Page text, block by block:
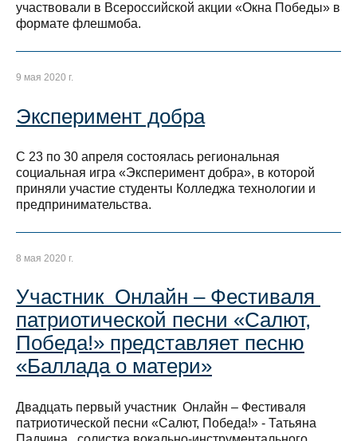
участвовали в Всероссийской акции «Окна Победы» в
формате флешмоба.
9 мая 2020 г.
Эксперимент добра
С 23 по 30 апреля состоялась региональная
социальная игра «Эксперимент добра», в которой
приняли участие студенты Колледжа технологии и
предпринимательства.
8 мая 2020 г.
Участник Онлайн – Фестиваля
патриотической песни «Салют,
Победа!» представляет песню
«Баллада о матери»
Двадцать первый участник Онлайн – Фестиваля
патриотической песни «Салют, Победа!» - Татьяна